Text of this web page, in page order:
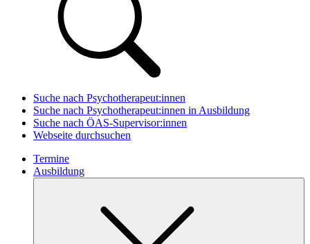
Suche nach Psychotherapeut:innen
Suche nach Psychotherapeut:innen in Ausbildung
Suche nach ÖAS-Supervisor:innen
Webseite durchsuchen
Termine
Ausbildung